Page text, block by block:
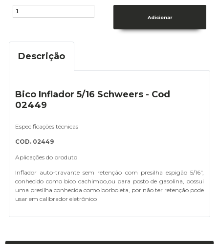
Descrição
Bico Inflador 5/16 Schweers - Cod
02449
Especificações técnicas
COD. 02449
Aplicações do produto
Inflador auto-travante sem retenção com presilha espigão 5/16",
conhecido como bico cachimbo,ou para posto de gasolina, possui
uma presilha conhecida como borboleta, por não ter retenção pode
usar em calibrador eletrônico